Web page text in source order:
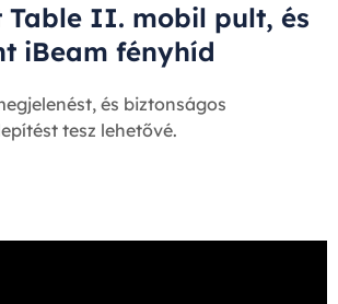
Table II. mobil pult, és
iBeam fényhíd
és biztonságos
tesz lehetővé.